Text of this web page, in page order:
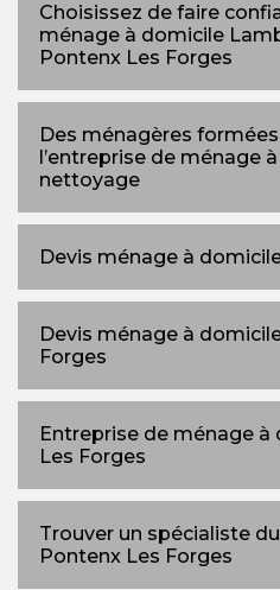
Choisissez de faire
ménage à domicile
Pontenx Les Forges
Des ménagères
l’entreprise de ménage
nettoyage
Devis ménage à
Devis ménage à
Forges
Entreprise de ménage
Les Forges
Trouver un spécialiste
Pontenx Les Forges